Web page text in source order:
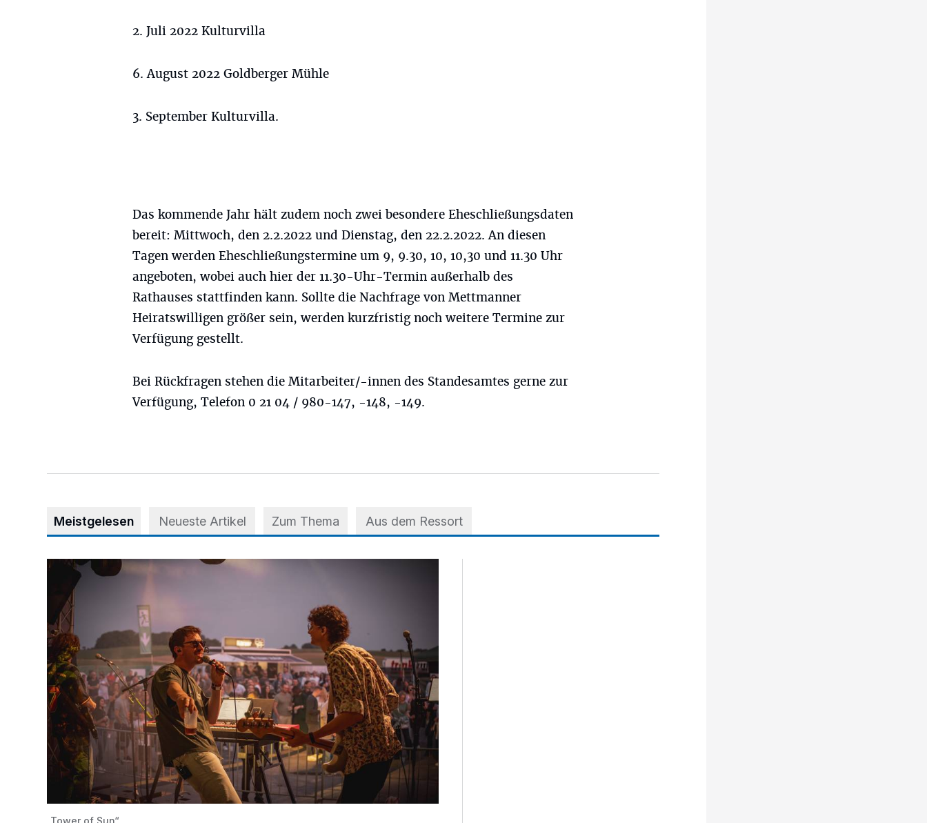
2. Juli 2022 Kulturvilla
6. August 2022 Goldberger Mühle
3. September Kulturvilla.
Das kommende Jahr hält zudem noch zwei besondere Eheschließungsdaten
bereit: Mittwoch, den 2.2.2022 und Dienstag, den 22.2.2022. An diesen
Tagen werden Eheschließungstermine um 9, 9.30, 10, 10,30 und 11.30 Uhr
angeboten, wobei auch hier der 11.30-Uhr-Termin außerhalb des
Rathauses stattfinden kann. Sollte die Nachfrage von Mettmanner
Heiratswilligen größer sein, werden kurzfristig noch weitere Termine zur
Verfügung gestellt.
Bei Rückfragen stehen die Mitarbeiter/-innen des Standesamtes gerne zur
Verfügung, Telefon 0 21 04 / 980-147, -148, -149.
Meistgelesen Neueste Artikel Zum Thema Aus dem Ressort
Mehr als nur ein Festival
„Tower of Sun“